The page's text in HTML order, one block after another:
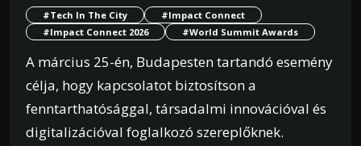
#Tech In The City
#Impact Connect
#Impact Connect 2026
#World Summit Awards
A március 25-én, Budapesten tartandó esemény
célja, hogy kapcsolatot biztosítson a
fenntarthatósággal, társadalmi innovációval és
digitalizációval foglalkozó szereplőknek.